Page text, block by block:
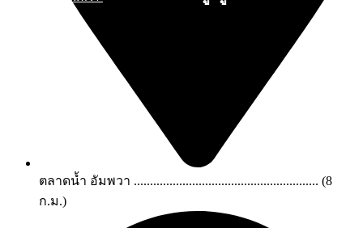
ตลาดน้ำ อัมพวา ......................................................... (8
ก.ม.)